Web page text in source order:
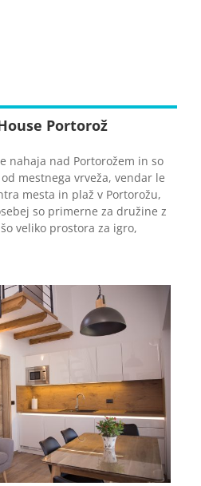
Portorož
nahaja nad Portorožem in so
mestnega vrveža, vendar le
mesta in plaž v Portorožu,
so primerne za družine z
veliko prostora za igro,